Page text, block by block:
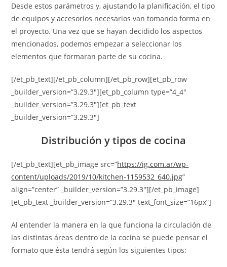
Desde estos parámetros y, ajustando la planificación, el tipo
de equipos y accesorios necesarios van tomando forma en
el proyecto. Una vez que se hayan decidido los aspectos
mencionados, podemos empezar a seleccionar los
elementos que formaran parte de su cocina.
[/et_pb_text][/et_pb_column][/et_pb_row][et_pb_row
_builder_version=”3.29.3″][et_pb_column type=”4_4″
_builder_version=”3.29.3″][et_pb_text
_builder_version=”3.29.3″]
Distribución y tipos de cocina
[/et_pb_text][et_pb_image src=”https://ig.com.ar/wp-
content/uploads/2019/10/kitchen-1159532_640.jpg”
align=”center” _builder_version=”3.29.3″][/et_pb_image]
[et_pb_text _builder_version=”3.29.3″ text_font_size=”16px”]
Al entender la manera en la que funciona la circulación de
las distintas áreas dentro de la cocina se puede pensar el
formato que ésta tendrá según los siguientes tipos: